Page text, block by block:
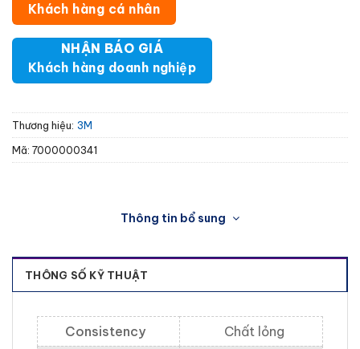
Khách hàng cá nhân
NHẬN BÁO GIÁ
Khách hàng doanh nghiệp
Thương hiệu: 3M
Mã: 7000000341
Thông tin bổ sung
THÔNG SỐ KỸ THUẬT
Consistency
Chất lỏng